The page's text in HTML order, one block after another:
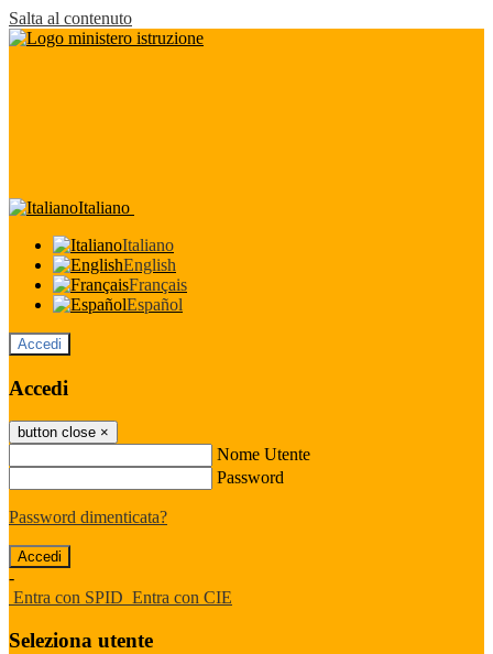
Salta al contenuto
Italiano
Italiano
English
Français
Español
Accedi
Accedi
button close ×
Nome Utente
Password
Password dimenticata?
-
Entra con SPID Entra con CIE
Seleziona utente